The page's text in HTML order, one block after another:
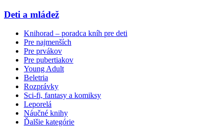
Deti a mládež
Knihorad – poradca kníh pre deti
Pre najmenších
Pre prvákov
Pre pubertiakov
Young Adult
Beletria
Rozprávky
Sci-fi, fantasy a komiksy
Leporelá
Náučné knihy
Ďalšie kategórie